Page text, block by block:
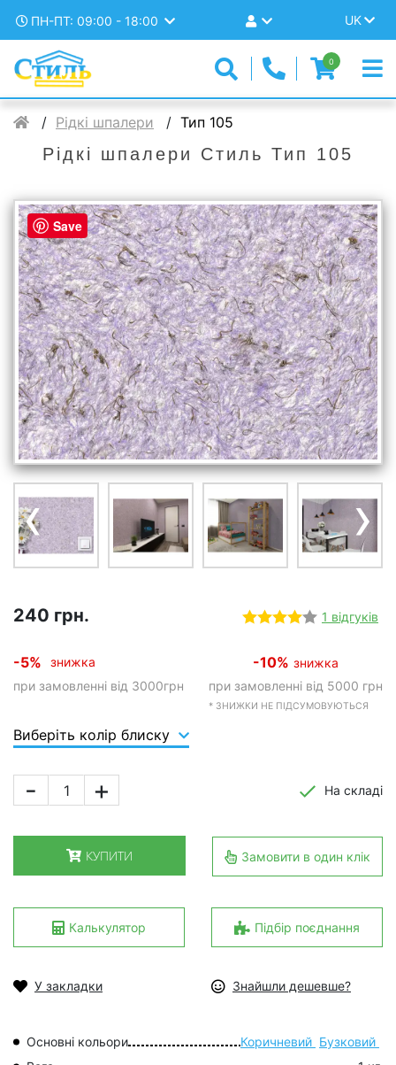
ПН-ПТ: 09:00 - 18:00 UK
0
Рідкі шпалери Тип 105
Рідкі шпалери Стиль Тип 105
‹ ›
240 грн. 1 відгуків
-5%
знижка
при замовленні від 3000грн
-10% знижка
при замовленні від 5000 грн
* ЗНИЖКИ НЕ ПІДСУМОВУЮТЬСЯ
Виберіть колір блиску
- + На складі
КУПИТИ Замовити в один клік
Калькулятор Підбір поєднання
У закладки Знайшли дешевше?
Основні кольори Коричневий Бузковий
Save